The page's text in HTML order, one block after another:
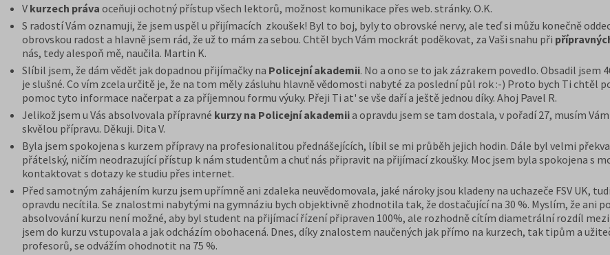
V kurzech práva oceňuji ochotný přístup všech lektorů, možnost komunikace přes web. stránky. O.K.
S radostí Vám oznamuji, že jsem uspěl u přijímacích zkoušek! Byl to boj, byly to obrovské nervy, ale teď si můžu konečně
obrovskou radost a hlavně jsem rád, že už to mám za sebou. Chtěl bych Vám mockrát poděkovat, za Vaši snahu při
nás, tedy alespoň mě, naučila. Martin K.
Slíbil jsem, že dám vědět jak dopadnou přijímačky na Policejní akademii. No a ono se to jak zázrakem povedlo. Obsadil jsem
je slušné. Co vím zcela určitě je, že na tom měly zásluhu hlavně vědomosti nabyté za poslední půl rok :-) Proto bych Ti chtěl
pomoc tyto informace načerpat a za příjemnou formu výuky. Přeji Ti at' se vše daří a ještě jednou díky. Ahoj Pavel R.
Jelikož jsem u Vás absolvovala přípravné kurzy na Policejní akademiia opravdu jsem se tam dostala, v pořadí 27, musím
skvělou přípravu. Děkuji. Dita V.
Byla jsem spokojena s kurzem přípravy na profesionalitou přednášejících, líbil se mi průběh jejich hodin. Dále byl velmi
přátelský, ničím neodrazující přístup k nám studentům a chuť nás připravit na přijímací zkoušky. Moc jsem byla spokojena s
kontaktovat s dotazy ke studiu přes internet.
Před samotným zahájením kurzu jsem upřímně ani zdaleka neuvědomovala, jaké nároky jsou kladeny na uchazeče FSV UK,
opravdu necítila. Se znalostmi nabytými na gymnáziu bych objektivně zhodnotila tak, že dostačující na 30 %. Myslím, že ani
absolvování kurzu není možné, aby byl student na přijímací řízení připraven 100%, ale rozhodně cítím diametrální rozdíl
jsem do kurzu vstupovala a jak odcházím obohacená. Dnes, díky znalostem naučených jak přímo na kurzech, tak tipům a
profesorů, se odvážím ohodnotit na 75 %.